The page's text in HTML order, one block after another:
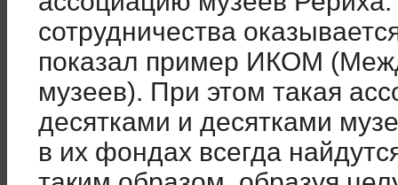
сотрудничества
показал пример ИКОМ
музеев). При этом такая
десятками и десятками
в их фондах всегда